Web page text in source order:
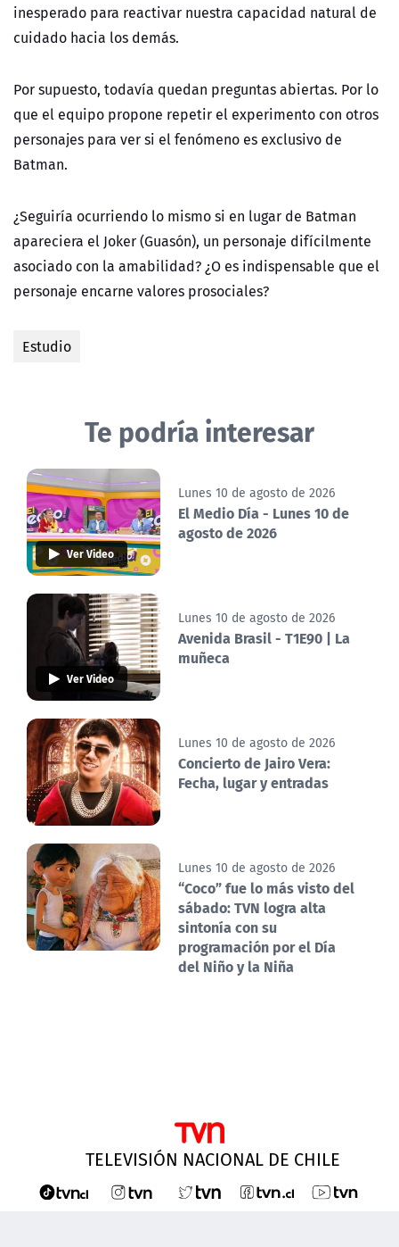
inesperado para reactivar nuestra capacidad natural de
cuidado hacia los demás.
Por supuesto, todavía quedan preguntas abiertas. Por lo
que el equipo propone repetir el experimento con otros
personajes para ver si el fenómeno es exclusivo de
Batman.
¿Seguiría ocurriendo lo mismo si en lugar de Batman
apareciera el Joker (Guasón), un personaje difícilmente
asociado con la amabilidad? ¿O es indispensable que el
personaje encarne valores prosociales?
Estudio
Te podría interesar
Ver Video
Lunes 10 de agosto de 2026
El Medio Día - Lunes 10 de
agosto de 2026
Ver Video
Lunes 10 de agosto de 2026
Avenida Brasil - T1E90 | La
muñeca
Lunes 10 de agosto de 2026
Concierto de Jairo Vera:
Fecha, lugar y entradas
Lunes 10 de agosto de 2026
“Coco” fue lo más visto del
sábado: TVN logra alta
sintonía con su
programación por el Día
del Niño y la Niña
TELEVISIÓN NACIONAL DE CHILE